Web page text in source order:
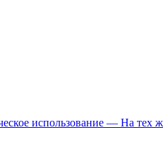
использование — На тех